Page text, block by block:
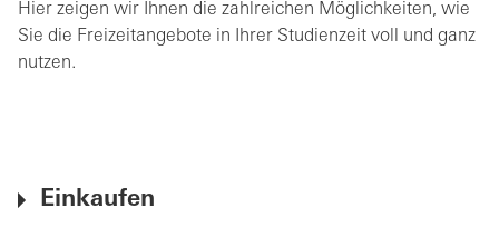
Hier zeigen wir Ihnen die zahlreichen Möglichkeiten, wie
Sie die Freizeitangebote in Ihrer Studienzeit voll und ganz
nutzen.
Einkaufen